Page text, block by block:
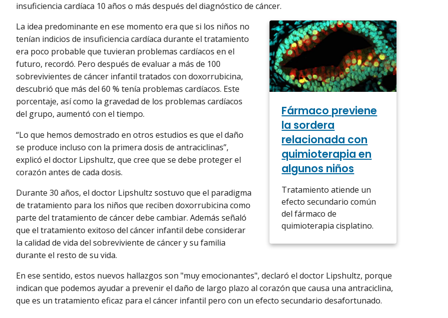
insuficiencia cardíaca 10 años o más después del diagnóstico de cáncer.
Fármaco previene
la sordera
relacionada con
quimioterapia en
algunos niños
Tratamiento atiende un
efecto secundario común
del fármaco de
quimioterapia cisplatino.
La idea predominante en ese momento era que si los niños no
tenían indicios de insuficiencia cardíaca durante el tratamiento
era poco probable que tuvieran problemas cardíacos en el
futuro, recordó. Pero después de evaluar a más de 100
sobrevivientes de cáncer infantil tratados con doxorrubicina,
descubrió que más del 60 % tenía problemas cardíacos. Este
porcentaje, así como la gravedad de los problemas cardíacos
del grupo, aumentó con el tiempo.
“Lo que hemos demostrado en otros estudios es que el daño
se produce incluso con la primera dosis de antraciclinas”,
explicó el doctor Lipshultz, que cree que se debe proteger el
corazón antes de cada dosis.
Durante 30 años, el doctor Lipshultz sostuvo que el paradigma
de tratamiento para los niños que reciben doxorrubicina como
parte del tratamiento de cáncer debe cambiar. Además señaló
que el tratamiento exitoso del cáncer infantil debe considerar
la calidad de vida del sobreviviente de cáncer y su familia
durante el resto de su vida.
En ese sentido, estos nuevos hallazgos son "muy emocionantes", declaró el doctor Lipshultz, porque
indican que podemos ayudar a prevenir el daño de largo plazo al corazón que causa una antraciclina,
que es un tratamiento eficaz para el cáncer infantil pero con un efecto secundario desafortunado.